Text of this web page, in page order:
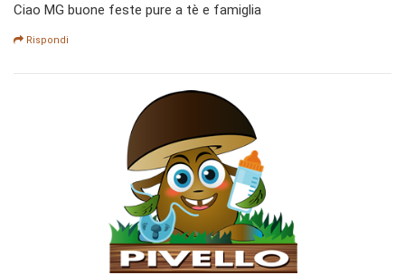
Ciao MG buone feste pure a tè e famiglia
Rispondi